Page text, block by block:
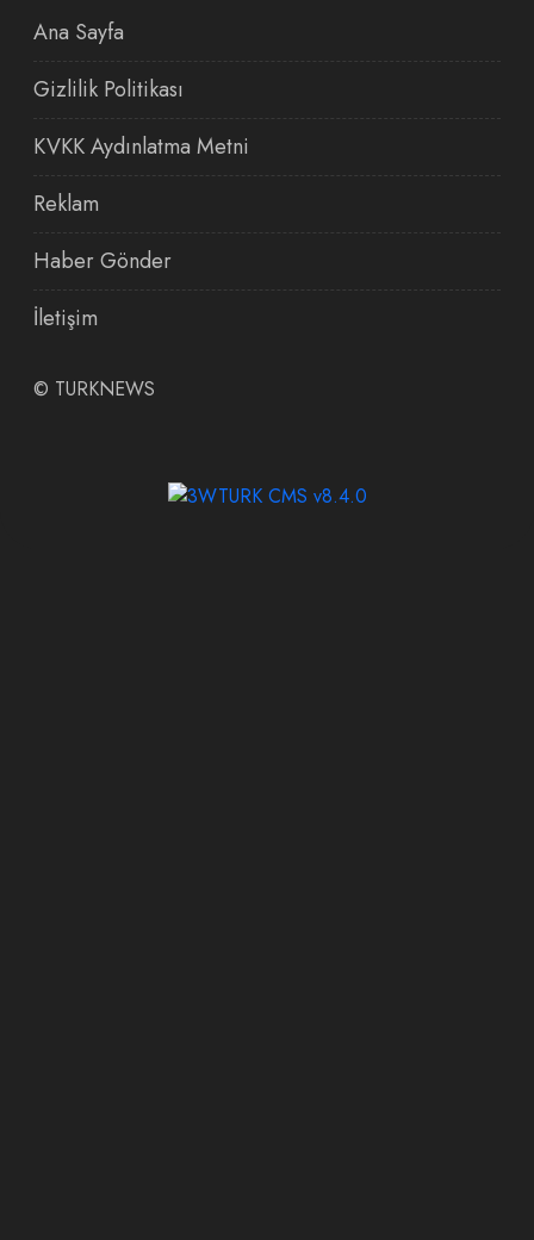
Ana Sayfa
Gizlilik Politikası
KVKK Aydınlatma Metni
Reklam
Haber Gönder
İletişim
© TURKNEWS